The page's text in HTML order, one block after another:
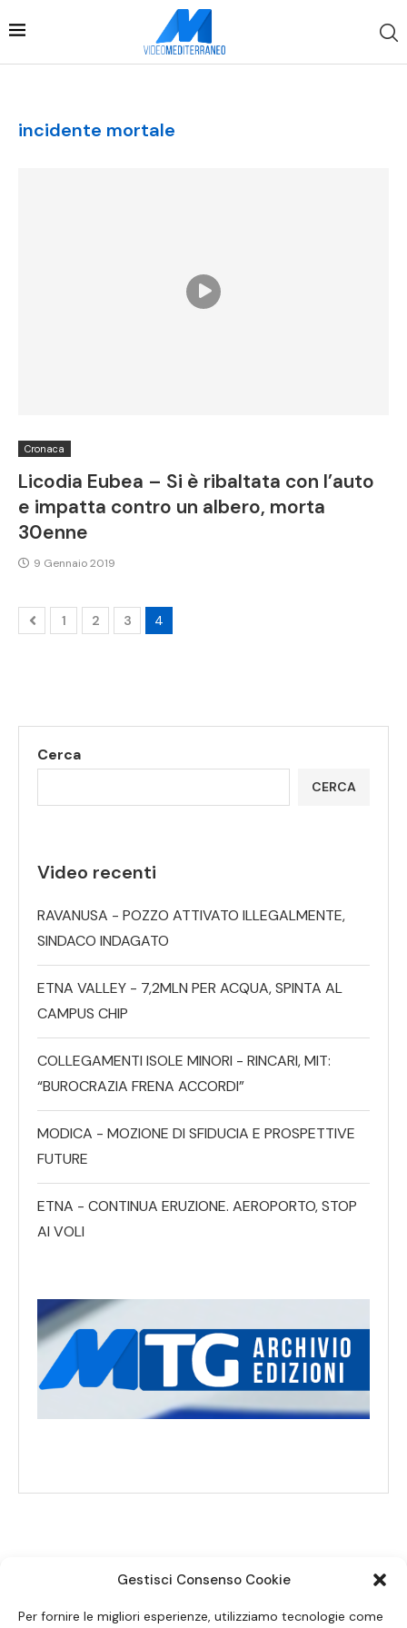
Gestisci Consenso Cookie
Per fornire le migliori esperienze, utilizziamo tecnologie come
incidente mortale
Cronaca
Licodia Eubea – Si è ribaltata con l’auto
e impatta contro un albero, morta
30enne
9 Gennaio 2019
1 2 3 4
Cerca
CERCA
Video recenti
RAVANUSA - POZZO ATTIVATO ILLEGALMENTE,
SINDACO INDAGATO
ETNA VALLEY - 7,2MLN PER ACQUA, SPINTA AL
CAMPUS CHIP
COLLEGAMENTI ISOLE MINORI - RINCARI, MIT:
“BUROCRAZIA FRENA ACCORDI”
MODICA - MOZIONE DI SFIDUCIA E PROSPETTIVE
FUTURE
ETNA - CONTINUA ERUZIONE. AEROPORTO, STOP
AI VOLI
SEGUICI SUI SOCIAL